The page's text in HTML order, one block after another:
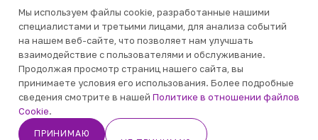
Мы используем файлы cookie, разработанные нашими
специалистами и третьими лицами, для анализа событий
на нашем веб-сайте, что позволяет нам улучшать
взаимодействие с пользователями и обслуживание.
Продолжая просмотр страниц нашего сайта, вы
принимаете условия его использования. Более подробные
сведения смотрите в нашей Политике в отношении файлов
Cookie.
ПРИНИМАЮ